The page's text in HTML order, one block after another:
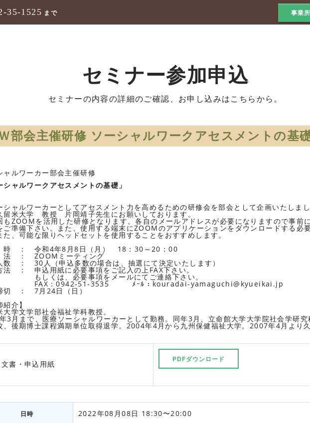
35-1525 まで 事業
セミナー参加申込
セミナーの内容の詳細のご確認、お申し込みはこちらから。
部会主催研修 ソーシャルワークアセスメントの基
ャルワーカー部会主催研修
シャルワークアセスメントの基礎」
ャルワーカーとしてアセスメント力を高めるための研修会を部会として企画いたしま
留米大学 教授 片岡靖子先生にお願いしております。
ZOOMを活用した研修となります。各自のメールアドレスが必要になりますので事前
ご準備下さい。また、使用する端末にZOOMのアプリケーションをダウンロードする必
た、可能な限りヘッドセットを使用することをおすすめします。
： 令和4年8月8日（月） 18：30～20：00
： ZOOMミーティング
数 ： 30人（申込多数の場合は、抽選にて決定いたします）
法 ： 申込用紙に必要事項をご記入の上FAX下さい。
は、必要事項をメールにてご連絡下さい。
：0942-51-3535 ﾒｰﾙ：kouradai-yamaguchi@kyueikai.jp
切 ： 7月24日（日）
介】
大学文学部社会福祉学科教授。
3月まで、医療ソーシャルワーカーとして勤務。同年3月、立命館大学大学院社会学研究
、後期博士課程満期単位取得退学。2004年4月から九州保健福祉大学。2007年4月より久
書・申込用紙
PDFダウンロード
日時 2022年08月08日 18:30〜20:00